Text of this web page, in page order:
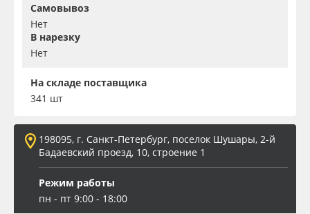
Заготовки для сувениров
Самовывоз
Нет
В нарезку
Нет
На складе поставщика
341 шт
198095, г. Санкт-Петербург, поселок Шушары, 2-й
Бадаевский проезд, 10, строение 1
Режим работы
пн - пт 9:00 - 18:00